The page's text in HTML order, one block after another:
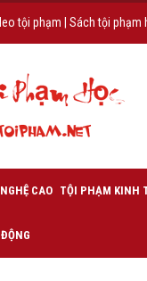
tội phạm Sách tội phạm
CAO TỘI PHẠM KINH